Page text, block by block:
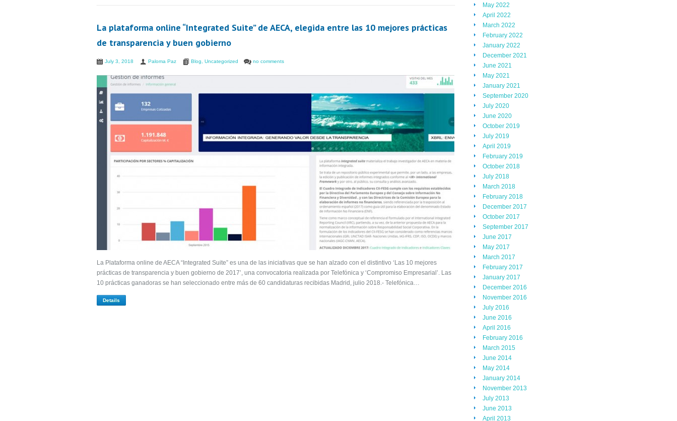
La plataforma online “Integrated Suite” de AECA, elegida entre las 10 mejores prácticas
de transparencia y buen gobierno
July 3, 2018 Paloma Paz Blog Uncategorized no comments
La Plataforma online de AECA “Integrated Suite” es una de las iniciativas que se han alzado con el distintivo ‘Las 10 mejores
prácticas de transparencia y buen gobierno de 2017’, una convocatoria realizada por Telefónica y ‘Compromiso Empresarial’. Las
10 prácticas ganadoras se han seleccionado entre más de 60 candidaturas recibidas Madrid, julio 2018.- Telefónica…
Details
May 2022
April 2022
March 2022
February 2022
January 2022
December 2021
June 2021
May 2021
January 2021
September 2020
July 2020
June 2020
October 2019
July 2019
April 2019
February 2019
October 2018
July 2018
March 2018
February 2018
December 2017
October 2017
September 2017
June 2017
May 2017
March 2017
February 2017
January 2017
December 2016
November 2016
July 2016
June 2016
April 2016
February 2016
March 2015
June 2014
May 2014
January 2014
November 2013
July 2013
June 2013
April 2013